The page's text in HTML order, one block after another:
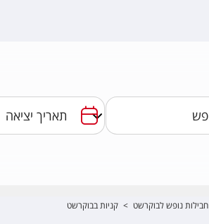
חבילות נופש לבוקרשט > קניות בבוקרשט